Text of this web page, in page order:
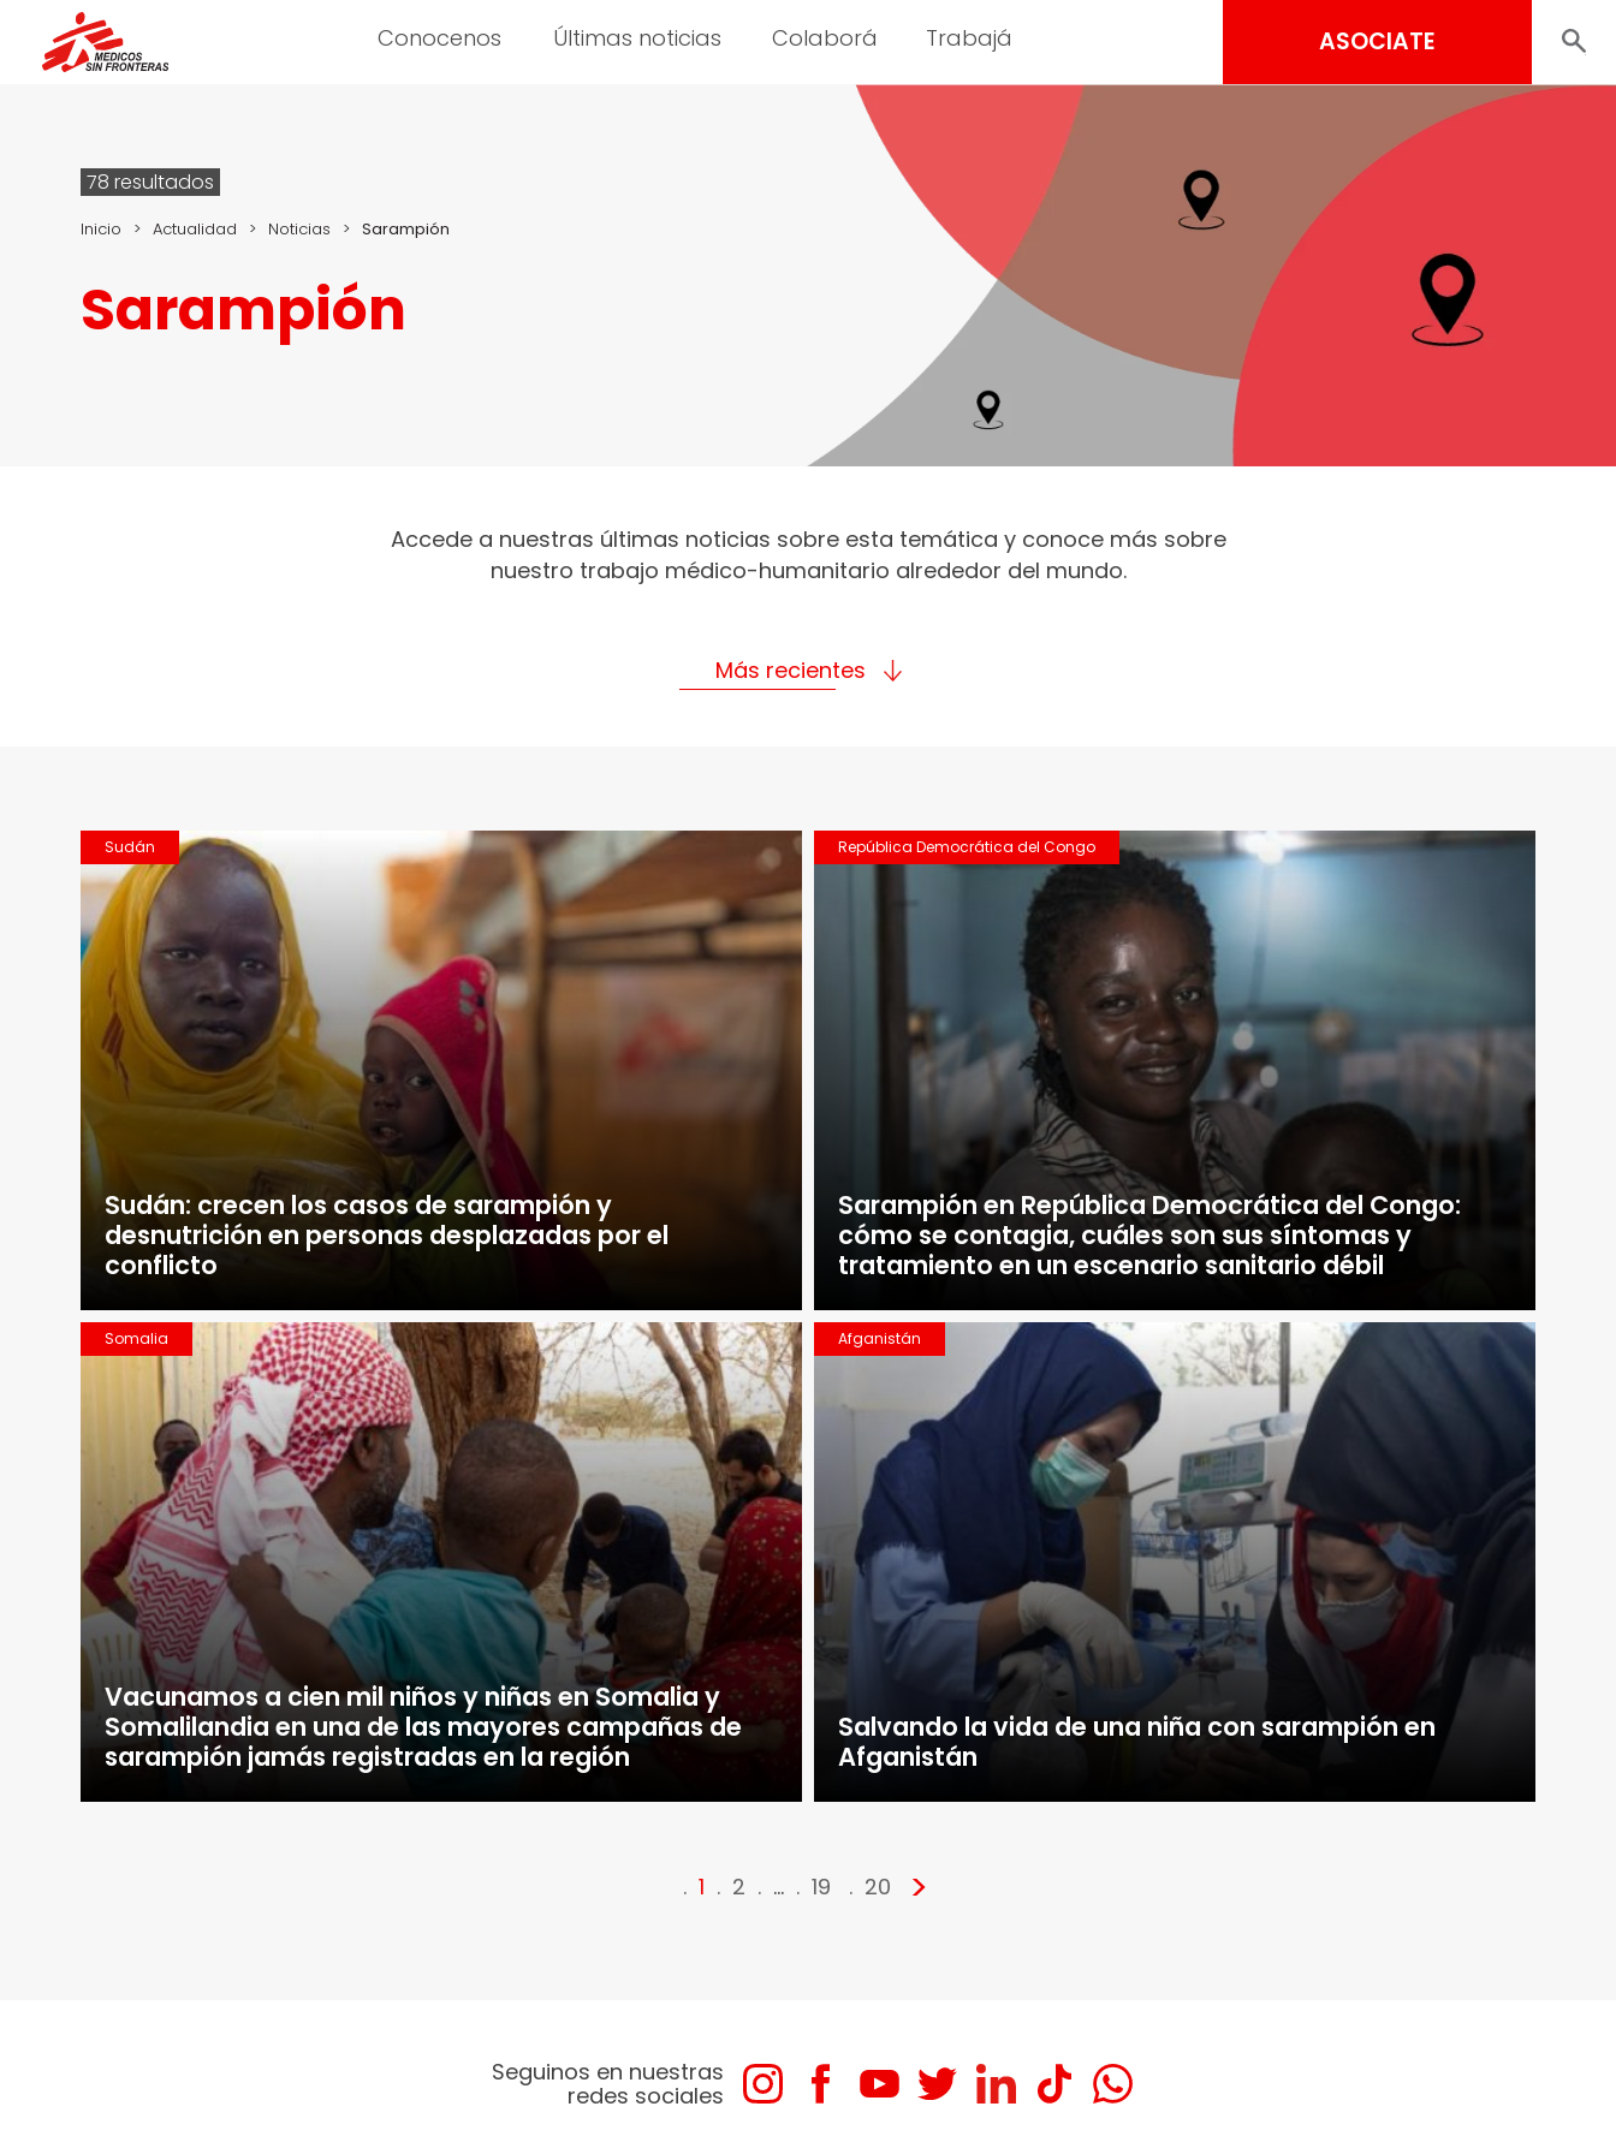
Conocenos Últimas noticias Colaborá Trabajá ASOCIATE
78 resultados
Inicio > Actualidad > Noticias > Sarampión
Sarampión
Accede a nuestras últimas noticias sobre esta temática y conoce más sobre
nuestro trabajo médico-humanitario alrededor del mundo.
Más recientes
Sudán
Sudán: crecen los casos de sarampión y
desnutrición en personas desplazadas por el
conflicto
República Democrática del Congo
Sarampión en República Democrática del Congo:
cómo se contagia, cuáles son sus síntomas y
tratamiento en un escenario sanitario débil
Somalia
Vacunamos a cien mil niños y niñas en Somalia y
Somalilandia en una de las mayores campañas de
sarampión jamás registradas en la región
Afganistán
Salvando la vida de una niña con sarampión en
Afganistán
1 2 … 19 20 >
Seguinos en nuestras
redes sociales